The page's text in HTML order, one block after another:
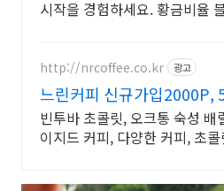
시작을 경험하세요. 황금비율
http://nrcoffee.co.kr 광고
느린커피 신규가입2000P,
쿠폰
빈투바 초콜릿, 오크통 숙성 배
이지드 커피, 다양한 커피, 초콜